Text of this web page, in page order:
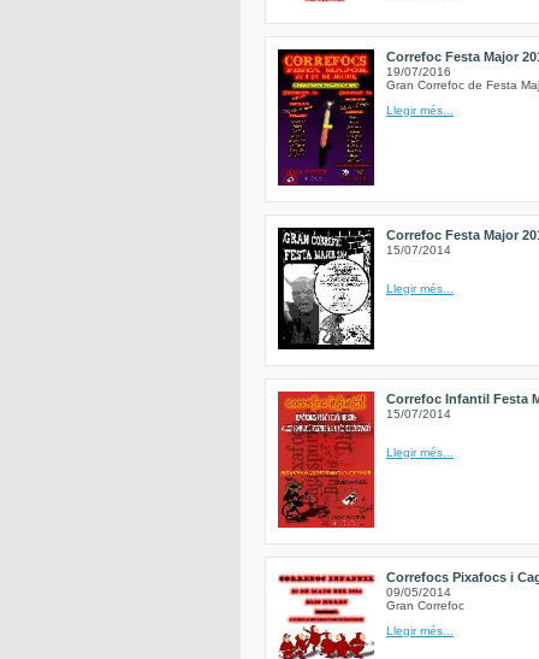
Correfoc Festa Major
19/07/2016
Gran Correfoc de Festa
Llegir més...
Correfoc Festa Major
15/07/2014
Llegir més...
Correfoc Infantil Festa
15/07/2014
Llegir més...
Correfocs Pixafocs i
09/05/2014
Gran Correfoc
Llegir més...